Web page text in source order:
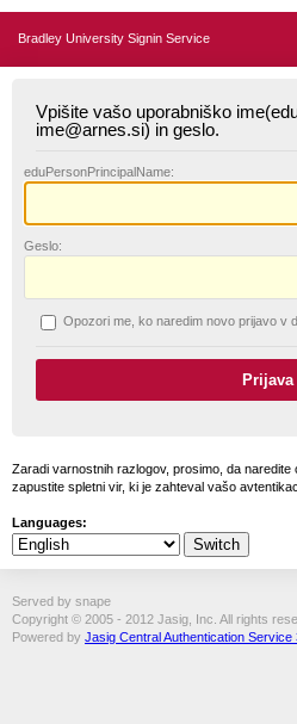
Bradley University Signin Service
Vpišite vašo uporabniško
ime@arnes.si) in geslo.
eduPersonPrincipalName:
Geslo:
Opozori me, ko naredim novo prijavo v
Zaradi varnostnih razlogov, prosimo, da
zapustite spletni vir, ki je zahteval vašo
Languages:
Served by snape
Copyright © 2005 - 2012 Jasig, Inc. All rights
Powered by Jasig Central Authentication Service